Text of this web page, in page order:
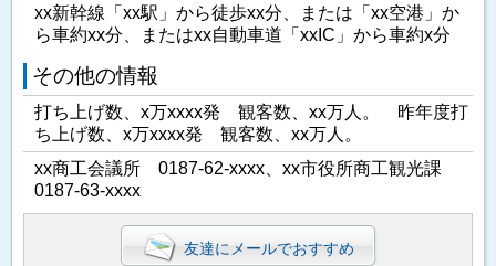
xx新幹線「xx駅」から徒歩xx分、または「xx空港」か
ら車約xx分、またはxx自動車道「xxIC」から車約x分
その他の情報
打ち上げ数、x万xxxx発 観客数、xx万人。 昨年度打
ち上げ数、x万xxxx発 観客数、xx万人。
xx商工会議所 0187-62-xxxx、xx市役所商工観光課
0187-63-xxxx
友達にメールでおすすめ